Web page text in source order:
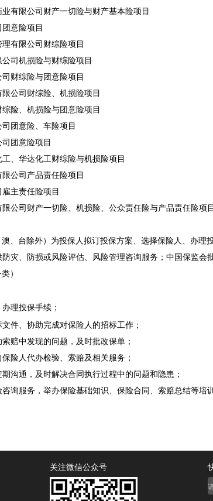
有限公司财产一切险与财产基本险项目
意险项目
有限公司财综险项目
司机损险与财综险项目
财综险与团意险项目
公司财综险、机损险项目
险、机损险与团意险项目
团意险、车险项目
团意险项目
、华达化工财综险与机损险项目
公司产品责任险项目
主责任险项目
公司财产一切险、机损险、公众责任险与产品责任险项
、台除外）为投保人拟订投保方案、选择保险人、办理
灾、防损或风险评估、风险管理咨询服务；中国保监会
）
理投保手续；
件、协助完成对保险人的招标工作；
赔中发现的问题，及时批改保单；
险人代办检验、索赔及相关服务；
沟通，及时解决合同执行过程中的问题和隐患；
询服务，举办保险基础知识、保险合同、索赔总结等培
关注微信公众号